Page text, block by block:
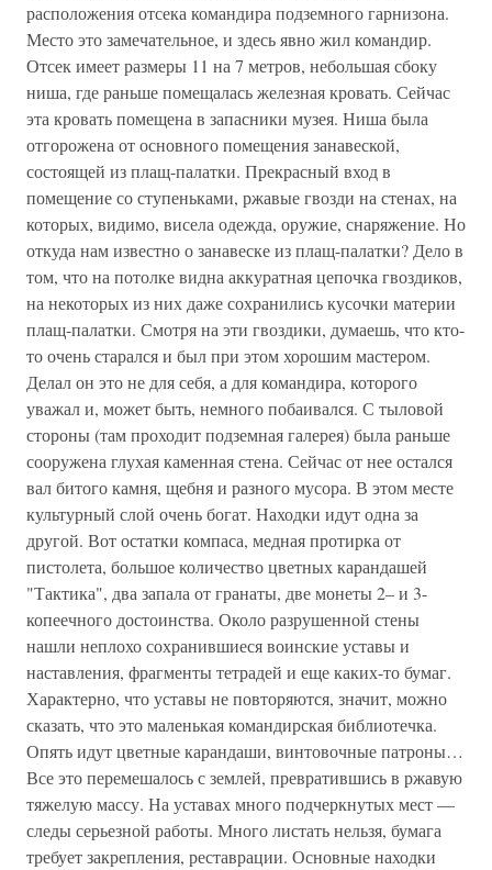
расположения отсека командира подземного гарнизона.
Место это замечательное, и здесь явно жил командир.
Отсек имеет размеры 11 на 7 метров, небольшая сбоку
ниша, где раньше помещалась железная кровать. Сейчас
эта кровать помещена в запасники музея. Ниша была
отгорожена от основного помещения занавеской,
состоящей из плащ-палатки. Прекрасный вход в
помещение со ступеньками, ржавые гвозди на стенах, на
которых, видимо, висела одежда, оружие, снаряжение. Но
откуда нам известно о занавеске из плащ-палатки? Дело в
том, что на потолке видна аккуратная цепочка гвоздиков,
на некоторых из них даже сохранились кусочки материи
плащ-палатки. Смотря на эти гвоздики, думаешь, что кто-
то очень старался и был при этом хорошим мастером.
Делал он это не для себя, а для командира, которого
уважал и, может быть, немного побаивался. С тыловой
стороны (там проходит подземная галерея) была раньше
сооружена глухая каменная стена. Сейчас от нее остался
вал битого камня, щебня и разного мусора. В этом месте
культурный слой очень богат. Находки идут одна за
другой. Вот остатки компаса, медная протирка от
пистолета, большое количество цветных карандашей
"Тактика", два запала от гранаты, две монеты 2– и 3-
копеечного достоинства. Около разрушенной стены
нашли неплохо сохранившиеся воинские уставы и
наставления, фрагменты тетрадей и еще каких-то бумаг.
Характерно, что уставы не повторяются, значит, можно
сказать, что это маленькая командирская библиотечка.
Опять идут цветные карандаши, винтовочные патроны…
Все это перемешалось с землей, превратившись в ржавую
тяжелую массу. На уставах много подчеркнутых мест —
следы серьезной работы. Много листать нельзя, бумага
требует закрепления, реставрации. Основные находки